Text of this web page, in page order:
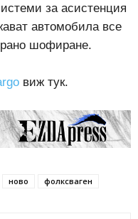
за асистенция
автомобила все
шофиране.
виж тук.
ново фолксваген